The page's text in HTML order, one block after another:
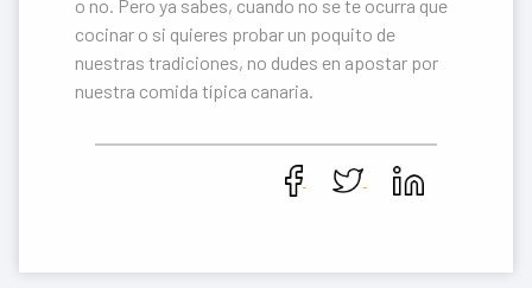
o no. Pero ya sabes, cuando no se te ocurra que
cocinar o si quieres probar un poquito de
nuestras tradiciones, no dudes en apostar por
nuestra comida típica canaria.